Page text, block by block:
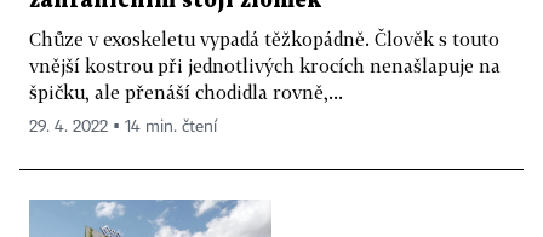
Chůze v exoskeletu vypadá těžkopádně. Člověk s touto
vnější kostrou při jednotlivých krocích nenašlapuje na
špičku, ale přenáší chodidla rovně,...
29. 4. 2022 ▪ 14 min. čtení